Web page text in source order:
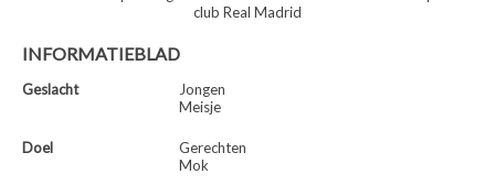
club Real Madrid
INFORMATIEBLAD
Geslacht
Jongen
Meisje
Doel
Gerechten
Mok